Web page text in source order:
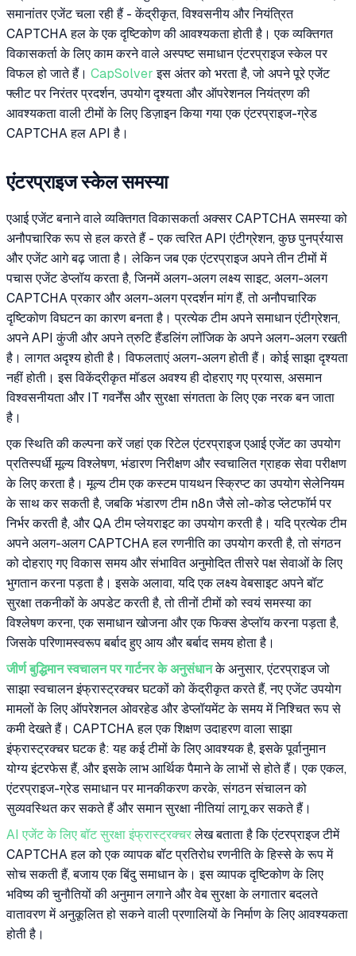
समानांतर एजेंट चला रही हैं - केंद्रीकृत, विश्वसनीय और नियंत्रित
CAPTCHA हल के एक दृष्टिकोण की आवश्यकता होती है। एक व्यक्तिगत
विकासकर्ता के लिए काम करने वाले अस्पष्ट समाधान एंटरप्राइज स्केल पर
विफल हो जाते हैं। CapSolver इस अंतर को भरता है, जो अपने पूरे एजेंट
फ्लीट पर निरंतर प्रदर्शन, उपयोग दृश्यता और ऑपरेशनल नियंत्रण की
आवश्यकता वाली टीमों के लिए डिज़ाइन किया गया एक एंटरप्राइज-ग्रेड
CAPTCHA हल API है।
एंटरप्राइज स्केल समस्या
एआई एजेंट बनाने वाले व्यक्तिगत विकासकर्ता अक्सर CAPTCHA समस्या को
अनौपचारिक रूप से हल करते हैं - एक त्वरित API एंटीग्रेशन, कुछ पुनर्प्रयास
और एजेंट आगे बढ़ जाता है। लेकिन जब एक एंटरप्राइज अपने तीन टीमों में
पचास एजेंट डेप्लॉय करता है, जिनमें अलग-अलग लक्ष्य साइट, अलग-अलग
CAPTCHA प्रकार और अलग-अलग प्रदर्शन मांग हैं, तो अनौपचारिक
दृष्टिकोण विघटन का कारण बनता है। प्रत्येक टीम अपने समाधान एंटीग्रेशन,
अपने API कुंजी और अपने त्रुटि हैंडलिंग लॉजिक के अपने अलग-अलग रखती
है। लागत अदृश्य होती है। विफलताएं अलग-अलग होती हैं। कोई साझा दृश्यता
नहीं होती। इस विकेंद्रीकृत मॉडल अवश्य ही दोहराए गए प्रयास, असमान
विश्वसनीयता और IT गवर्नेंस और सुरक्षा संगतता के लिए एक नरक बन जाता
है।
एक स्थिति की कल्पना करें जहां एक रिटेल एंटरप्राइज एआई एजेंट का उपयोग
प्रतिस्पर्धी मूल्य विश्लेषण, भंडारण निरीक्षण और स्वचालित ग्राहक सेवा परीक्षण
के लिए करता है। मूल्य टीम एक कस्टम पायथन स्क्रिप्ट का उपयोग सेलेनियम
के साथ कर सकती है, जबकि भंडारण टीम n8n जैसे लो-कोड प्लेटफॉर्म पर
निर्भर करती है, और QA टीम प्लेयराइट का उपयोग करती है। यदि प्रत्येक टीम
अपने अलग-अलग CAPTCHA हल रणनीति का उपयोग करती है, तो संगठन
को दोहराए गए विकास समय और संभावित अनुमोदित तीसरे पक्ष सेवाओं के लिए
भुगतान करना पड़ता है। इसके अलावा, यदि एक लक्ष्य वेबसाइट अपने बॉट
सुरक्षा तकनीकों के अपडेट करती है, तो तीनों टीमों को स्वयं समस्या का
विश्लेषण करना, एक समाधान खोजना और एक फिक्स डेप्लॉय करना पड़ता है,
जिसके परिणामस्वरूप बर्बाद हुए आय और बर्बाद समय होता है।
जीर्ण बुद्धिमान स्वचालन पर गार्टनर के अनुसंधानके अनुसार, एंटरप्राइज जो
साझा स्वचालन इंफ्रास्ट्रक्चर घटकों को केंद्रीकृत करते हैं, नए एजेंट उपयोग
मामलों के लिए ऑपरेशनल ओवरहेड और डेप्लॉयमेंट के समय में निश्चित रूप से
कमी देखते हैं। CAPTCHA हल एक शिक्षण उदाहरण वाला साझा
इंफ्रास्ट्रक्चर घटक है: यह कई टीमों के लिए आवश्यक है, इसके पूर्वानुमान
योग्य इंटरफेस हैं, और इसके लाभ आर्थिक पैमाने के लाभों से होते हैं। एक एकल,
एंटरप्राइज-ग्रेड समाधान पर मानकीकरण करके, संगठन संचालन को
सुव्यवस्थित कर सकते हैं और समान सुरक्षा नीतियां लागू कर सकते हैं।
AI एजेंट के लिए बॉट सुरक्षा इंफ्रास्ट्रक्चरलेख बताता है कि एंटरप्राइज टीमें
CAPTCHA हल को एक व्यापक बॉट प्रतिरोध रणनीति के हिस्से के रूप में
सोच सकती हैं, बजाय एक बिंदु समाधान के। इस व्यापक दृष्टिकोण के लिए
भविष्य की चुनौतियों की अनुमान लगाने और वेब सुरक्षा के लगातार बदलते
वातावरण में अनुकूलित हो सकने वाली प्रणालियों के निर्माण के लिए आवश्यकता
होती है।